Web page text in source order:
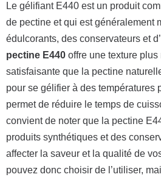
Le gélifiant E440 est un produit
de pectine et qui est généralement
édulcorants, des conservateurs et
pectine E440 offre une texture
satisfaisante que la pectine
pour se gélifier à des températures
permet de réduire le temps de
convient de noter que la pectine
produits synthétiques et des
affecter la saveur et la qualité de
pouvez donc choisir de l’utiliser,